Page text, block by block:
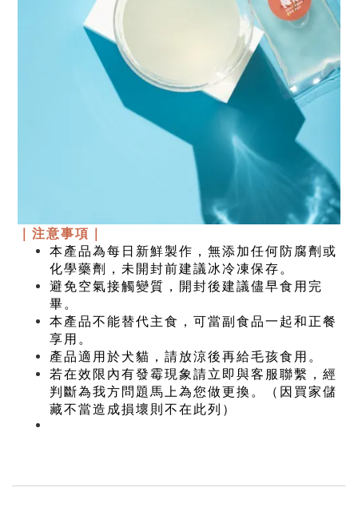
｜ 注意事項｜
本產品為每日新鮮製作，無添加任何防腐劑或
化學藥劑，未開封前建議冰冷凍保存。
避免空氣接觸變質，開封後建議儘早食用完
畢。
本產品不能替代主食，可當副食品一起和正餐
享用。
產品適用於犬貓，請放涼後再給毛孩食用。
若在效限內有發霉現象請立即與客服聯繫，經
判斷為我方問題馬上為您做更換。（因買家儲
藏不當造成損壞則不在此列）